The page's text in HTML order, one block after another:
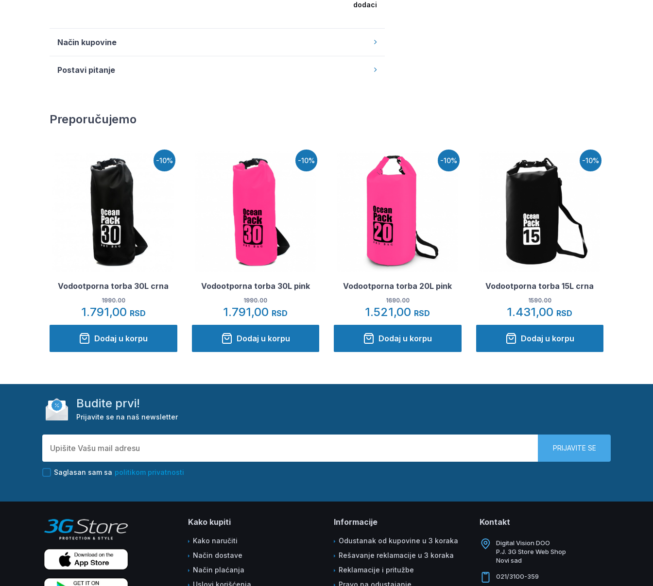
dodaci
Način kupovine
Postavi pitanje
Preporučujemo
-10%
Vodootporna torba 30L crna
1990.00
1.791,00 RSD
Dodaj u korpu
-10%
Vodootporna torba 30L pink
1990.00
1.791,00 RSD
Dodaj u korpu
-10%
Vodootporna torba 20L pink
1690.00
1.521,00 RSD
Dodaj u korpu
-10%
Vodootporna torba 15L crna
1590.00
1.431,00 RSD
Dodaj u korpu
Budite prvi!
Prijavite se na naš newsletter
Saglasan sam sa politikom privatnosti
PRIJAVITE SE
Kako kupiti
Kako naručiti
Način dostave
Način plaćanja
Uslovi korišćenja
Informacije
Odustanak od kupovine u 3 koraka
Rešavanje reklamacije u 3 koraka
Reklamacije i pritužbe
Pravo na odustajanje
Kontakt
Digital Vision DOO
P.J. 3G Store Web Shop
Novi sad
021/3100-359